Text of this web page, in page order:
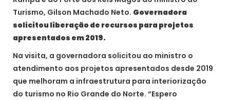
Turismo, Gilson Machado Neto. Governadora
solicitou liberação de recursos para projetos
apresentados em 2019.
Na visita, a governadora solicitou ao ministro o
atendimento aos projetos apresentados desde 2019
que melhoram a infraestrutura para interiorização
do turismo no Rio Grande do Norte. “Espero